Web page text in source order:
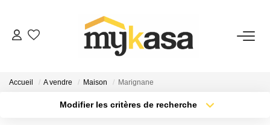
VENTES
Accueil A vendre Maison Marignane
Modifier les critères de recherche